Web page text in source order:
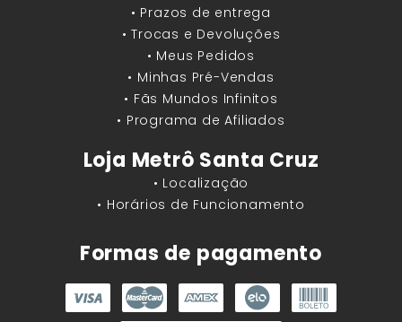
• Prazos de entrega
• Trocas e Devoluções
• Meus Pedidos
• Minhas Pré-Vendas
• Fãs Mundos Infinitos
• Programa de Afiliados
Loja Metrô Santa Cruz
• Localização
• Horários de Funcionamento
Formas de pagamento